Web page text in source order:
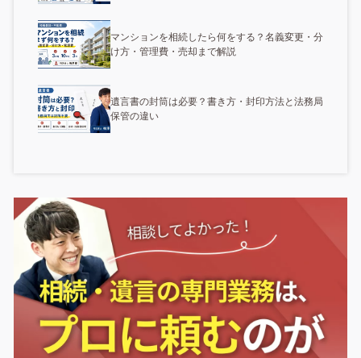
マンションを相続したら何をする？名義変更・分
け方・管理費・売却まで解説
遺言書の封筒は必要？書き方・封印方法と法務局
保管の違い